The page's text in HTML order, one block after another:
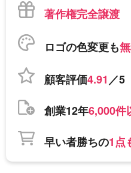
著作権完全譲渡
ロゴの色変更も
顧客評価4.91／5
創業12年6,000件
早い者勝ちの1点